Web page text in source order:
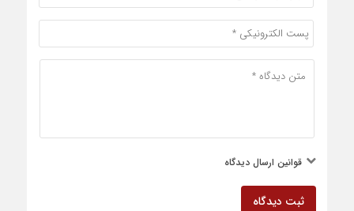
قوانین ارسال دیدگاه
ثبت دیدگاه